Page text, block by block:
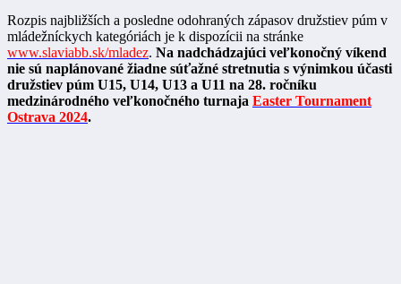
Rozpis najbližších a posledne odohraných zápasov družstiev púm v
mládežníckych kategóriách je k dispozícii na stránke
www.slaviabb.sk/mladez. Na nadchádzajúci veľkonočný víkend
nie sú naplánované žiadne súťažné stretnutia s výnimkou účasti
družstiev púm U15, U14, U13 a U11 na 28. ročníku
medzinárodného veľkonočného turnaja Easter Tournament
Ostrava 2024.